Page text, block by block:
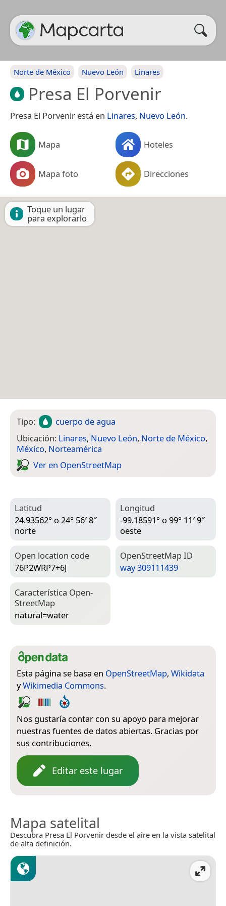
Norte de México Nuevo León Linares
Presa El Porvenir
Presa El Porvenir está en Linares, Nuevo León.
Mapa Hoteles
Mapa foto Direcciones
Toque un lugar
para explorarlo
Tipo:
cuerpo de agua
Ubicación: Linares, Nuevo León, Norte de México,
México, Norteamérica
Ver en Open­Street­Map
Latitud
24.93562° o 24° 56′ 8″
norte
Longitud
-99.18591° o 99° 11′ 9″
oeste
Open location code
76P2WRP7+6J
Open­Street­Map ID
way 309111439
Característica Open­
Street­Map
natural=­water
Esta página se basa en OpenStreetMap, Wikidata
yWikimedia Commons.
Nos gustaría contar con su apoyo para mejorar
nuestras fuentes de datos abiertas. Gracias por
sus contribuciones.
Editar este lugar
Mapa satelital
Descubra Presa El Porvenir desde el aire en la vista satelital
de alta definición.